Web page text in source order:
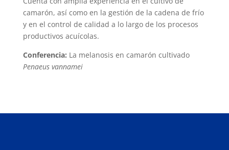
camarón, así como en la gestión de la cadena de frío
y en el control de calidad a lo largo de los procesos
productivos acuícolas.
Conferencia: La melanosis en camarón cultivado
Penaeus vannamei